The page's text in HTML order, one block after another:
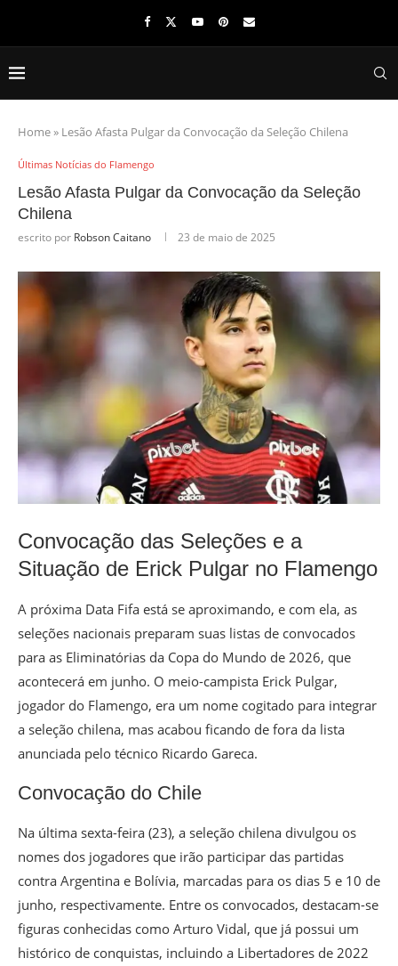
Home» Lesão Afasta Pulgar da Convocação da Seleção Chilena
Últimas Notícias do Flamengo
Lesão Afasta Pulgar da Convocação da Seleção
Chilena
escrito por Robson Caitano 23 de maio de 2025
Convocação das Seleções e a
Situação de Erick Pulgar no Flamengo
A próxima Data Fifa está se aproximando, e com ela, as
seleções nacionais preparam suas listas de convocados
para as Eliminatórias da Copa do Mundo de 2026, que
acontecerá em junho. O meio-campista Erick Pulgar,
jogador do Flamengo, era um nome cogitado para integrar
a seleção chilena, mas acabou ficando de fora da lista
anunciada pelo técnico Ricardo Gareca.
Convocação do Chile
Na última sexta-feira (23), a seleção chilena divulgou os
nomes dos jogadores que irão participar das partidas
contra Argentina e Bolívia, marcadas para os dias 5 e 10 de
junho, respectivamente. Entre os convocados, destacam-se
figuras conhecidas como Arturo Vidal, que já possui um
histórico de conquistas, incluindo a Libertadores de 2022